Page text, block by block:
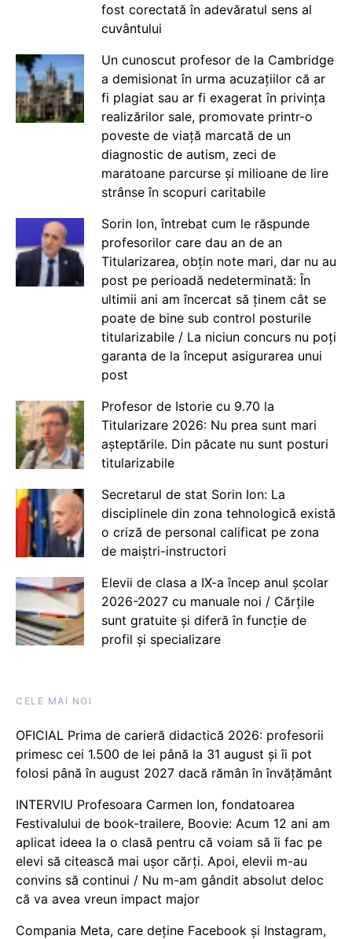
fost corectată în adevăratul sens al
cuvântului
Un cunoscut profesor de la Cambridge
a demisionat în urma acuzațiilor că ar
fi plagiat sau ar fi exagerat în privința
realizărilor sale, promovate printr-o
poveste de viață marcată de un
diagnostic de autism, zeci de
maratoane parcurse și milioane de lire
strânse în scopuri caritabile
Sorin Ion, întrebat cum le răspunde
profesorilor care dau an de an
Titularizarea, obțin note mari, dar nu au
post pe perioadă nedeterminată: În
ultimii ani am încercat să ținem cât se
poate de bine sub control posturile
titularizabile / La niciun concurs nu poți
garanta de la început asigurarea unui
post
Profesor de Istorie cu 9.70 la
Titularizare 2026: Nu prea sunt mari
așteptările. Din păcate nu sunt posturi
titularizabile
Secretarul de stat Sorin Ion: La
disciplinele din zona tehnologică există
o criză de personal calificat pe zona
de maiștri-instructori
Elevii de clasa a IX-a încep anul școlar
2026-2027 cu manuale noi / Cărțile
sunt gratuite și diferă în funcție de
profil și specializare
CELE MAI NOI
OFICIAL Prima de carieră didactică 2026: profesorii
primesc cei 1.500 de lei până la 31 august și îi pot
folosi până în august 2027 dacă rămân în învățământ
INTERVIU Profesoara Carmen Ion, fondatoarea
Festivalului de book-trailere, Boovie: Acum 12 ani am
aplicat ideea la o clasă pentru că voiam să îi fac pe
elevi să citească mai ușor cărți. Apoi, elevii m-au
convins să continui / Nu m-am gândit absolut deloc
că va avea vreun impact major
Compania Meta, care deține Facebook și Instagram,